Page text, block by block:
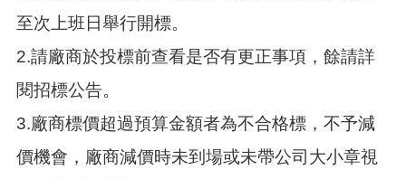
至次上班日舉行開標。
2.請廠商於投標前查看是否有更正事項，餘請詳
閱招標公告。
3.廠商標價超過預算金額者為不合格標，不予減
價機會，廠商減價時未到場或未帶公司大小章視